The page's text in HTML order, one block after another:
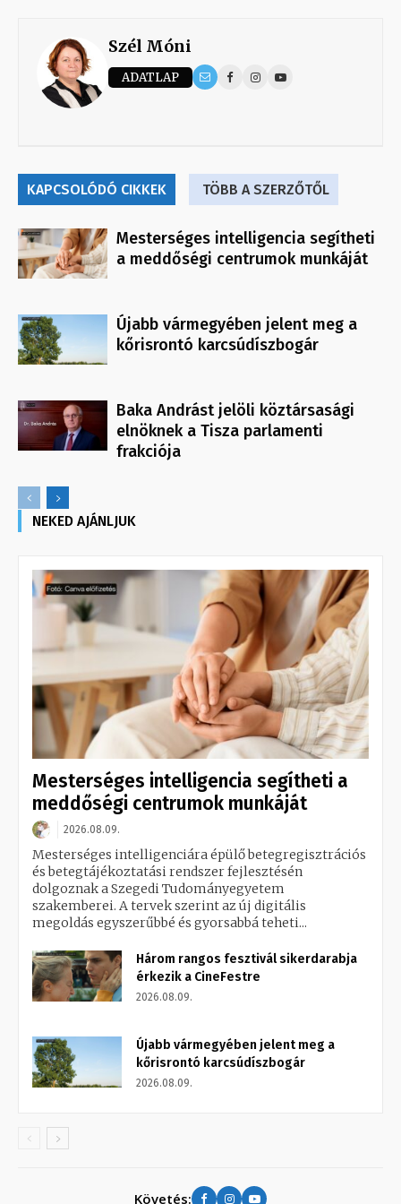
Szél Móni
ADATLAP
KAPCSOLÓDÓ CIKKEK TÖBB A SZERZŐTŐL
Mesterséges intelligencia segítheti
a meddőségi centrumok munkáját
Újabb vármegyében jelent meg a
kőrisrontó karcsúdíszbogár
Baka Andrást jelöli köztársasági
elnöknek a Tisza parlamenti
frakciója
NEKED AJÁNLJUK
Mesterséges intelligencia segítheti a
meddőségi centrumok munkáját
2026.08.09.
Mesterséges intelligenciára épülő betegregisztrációs
és betegtájékoztatási rendszer fejlesztésén
dolgoznak a Szegedi Tudományegyetem
szakemberei. A tervek szerint az új digitális
megoldás egyszerűbbé és gyorsabbá teheti...
Három rangos fesztivál sikerdarabja
érkezik a CineFestre
2026.08.09.
Újabb vármegyében jelent meg a
kőrisrontó karcsúdíszbogár
2026.08.09.
Követés: